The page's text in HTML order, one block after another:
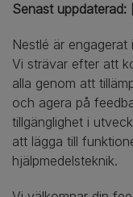
Senast
Nestlé är
Vi strävar efter att
alla genom att
och agera på
tillgänglighet i
att lägga till
hjälpmedelsteknik.